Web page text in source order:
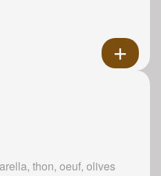
thon, oeuf, olives